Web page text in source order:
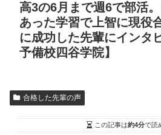
高3の6月まで週6で部活
あった学習で上智に現役
に成功した先輩にインタ
予備校四谷学院】
合格した先輩の声
この記事は約4分で読